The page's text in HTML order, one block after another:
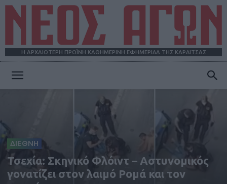
Η ΑΡΧΑΙΟΤΕΡΗ ΠΡΩΪΝΗ ΚΑΘΗΜΕΡΙΝΗ ΕΦΗΜΕΡΙΔΑ ΤΗΣ ΚΑΡΔΙΤΣΑΣ
ΔΙΕΘΝΗ
Τσεχία: Σκηνικό Φλόιντ – Αστυνομικός
γονατίζει στον λαιμό Ρομά και τον